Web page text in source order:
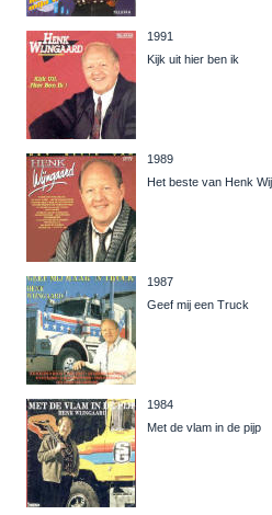
1991
Kijk uit hier ben ik
1989
Het beste van Henk
1987
Geef mij een Truck
1984
Met de vlam in de pijp